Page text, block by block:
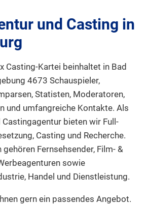
und Casting in
Casting-Kartei beinhaltet in Bad
4673 Schauspieler,
Statisten, Moderatoren,
und umfangreiche Kontakte. Als
bieten wir Full-
Casting und Recherche.
gehören Fernsehsender, Film- &
sowie
Handel und Dienstleistung.
gern ein passendes Angebot.